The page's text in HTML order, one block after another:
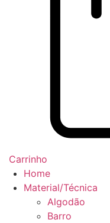
Carrinho
Home
Material/Técnica
Algodão
Barro